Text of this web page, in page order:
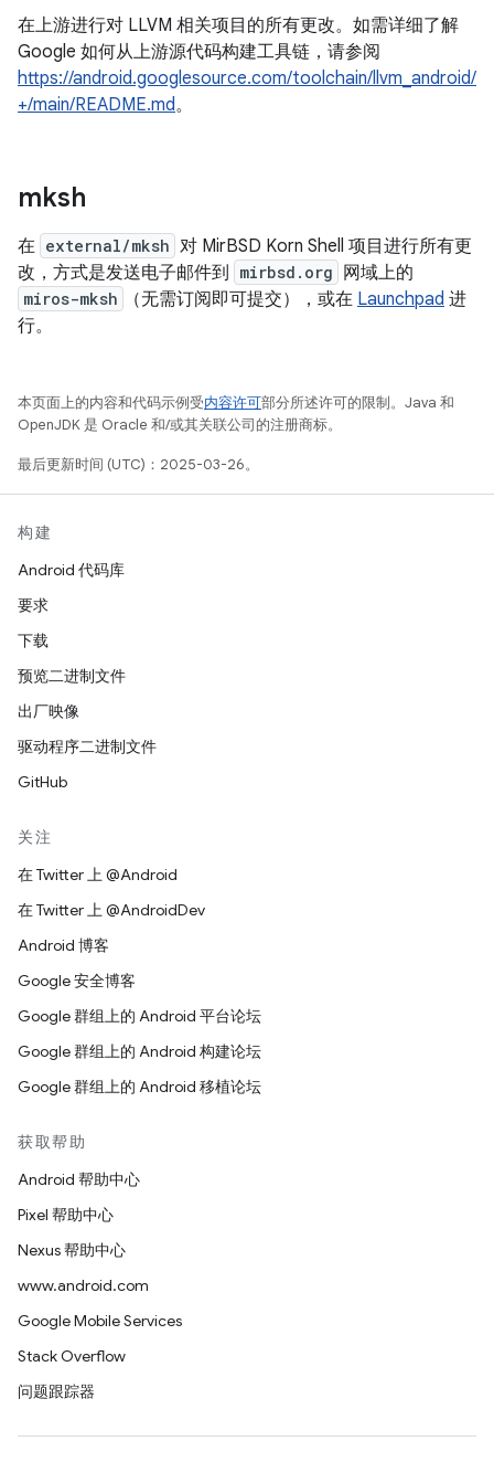
在上游进行对 LLVM 相关项目的所有更改。如需详细了解
Google 如何从上游源代码构建工具链，请参阅
https://android.googlesource.com/toolchain/llvm_android/
+/main/README.md。
mksh
在 external/mksh 对 MirBSD Korn Shell 项目进行所有更
改，方式是发送电子邮件到
mirbsd.org 网域上的
miros-mksh （无需订阅即可提交），或在 Launchpad 进
行。
本页面上的内容和代码示例受内容许可部分所述许可的限制。Java 和
OpenJDK 是 Oracle 和/或其关联公司的注册商标。
最后更新时间 (UTC)：2025-03-26。
构建
Android 代码库
要求
下载
预览二进制文件
出厂映像
驱动程序二进制文件
GitHub
关注
在 Twitter 上 @Android
在 Twitter 上 @AndroidDev
Android 博客
Google 安全博客
Google 群组上的 Android 平台论坛
Google 群组上的 Android 构建论坛
Google 群组上的 Android 移植论坛
获取帮助
Android 帮助中心
Pixel 帮助中心
Nexus 帮助中心
www.android.com
Google Mobile Services
Stack Overflow
问题跟踪器